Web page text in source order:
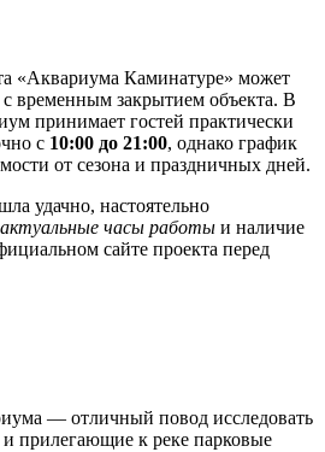
«Аквариума Каминатуре» может
с временным закрытием объекта. В
принимает гостей практически
с 10:00 до 21:00, однако график
от сезона и праздничных дней.
удачно, настоятельно
часы работы и наличие
сайте проекта перед
— отличный повод исследовать
прилегающие к реке парковые